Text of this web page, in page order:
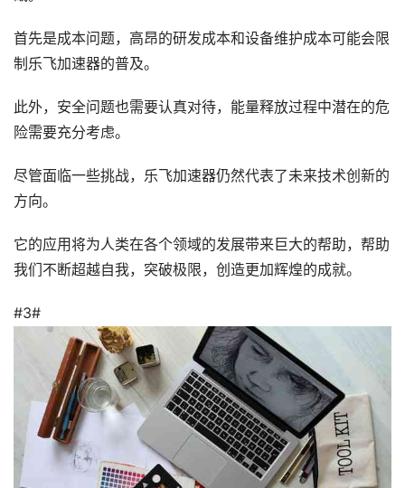
首先是成本问题，高昂的研发成本和设备维护成本可能会限
制乐飞加速器的普及。
此外，安全问题也需要认真对待，能量释放过程中潜在的危
险需要充分考虑。
尽管面临一些挑战，乐飞加速器仍然代表了未来技术创新的
方向。
它的应用将为人类在各个领域的发展带来巨大的帮助，帮助
我们不断超越自我，突破极限，创造更加辉煌的成就。
#3#